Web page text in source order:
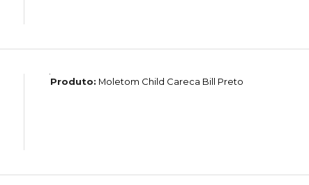
Produto: Moletom Child Careca Bill Preto